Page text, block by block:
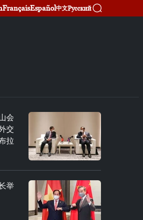
FrançaisEspañol中文Русский
会
交
拉
举